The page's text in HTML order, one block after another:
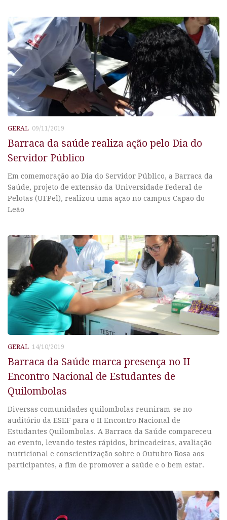
GERAL 09/11/2019
Barraca da saúde realiza ação pelo Dia do
Servidor Público
Em comemoração ao Dia do Servidor Público, a Barraca da
Saúde, projeto de extensão da Universidade Federal de
Pelotas (UFPel), realizou uma ação no campus Capão do
Leão
GERAL 14/10/2019
Barraca da Saúde marca presença no II
Encontro Nacional de Estudantes de
Quilombolas
Diversas comunidades quilombolas reuniram-se no
auditório da ESEF para o II Encontro Nacional de
Estudantes Quilombolas. A Barraca da Saúde compareceu
ao evento, levando testes rápidos, brincadeiras, avaliação
nutricional e conscientização sobre o Outubro Rosa aos
participantes, a fim de promover a saúde e o bem estar.